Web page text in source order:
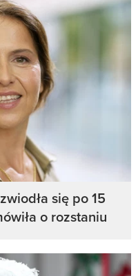
się po 15
o rozstaniu